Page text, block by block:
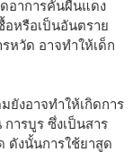
อาการคันผื่นแดง
อหรือเป็นอันตราย
หวัด อาจทำให้เด็ก
งอาจทำให้เกิดการ
ารบูร ซึ่งเป็นสาร
ดังนั้นการใช้ยาสูด